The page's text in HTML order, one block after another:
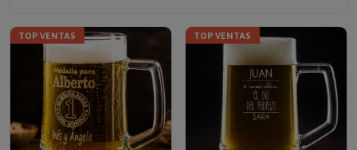
TOP VENTAS TOP VENTAS